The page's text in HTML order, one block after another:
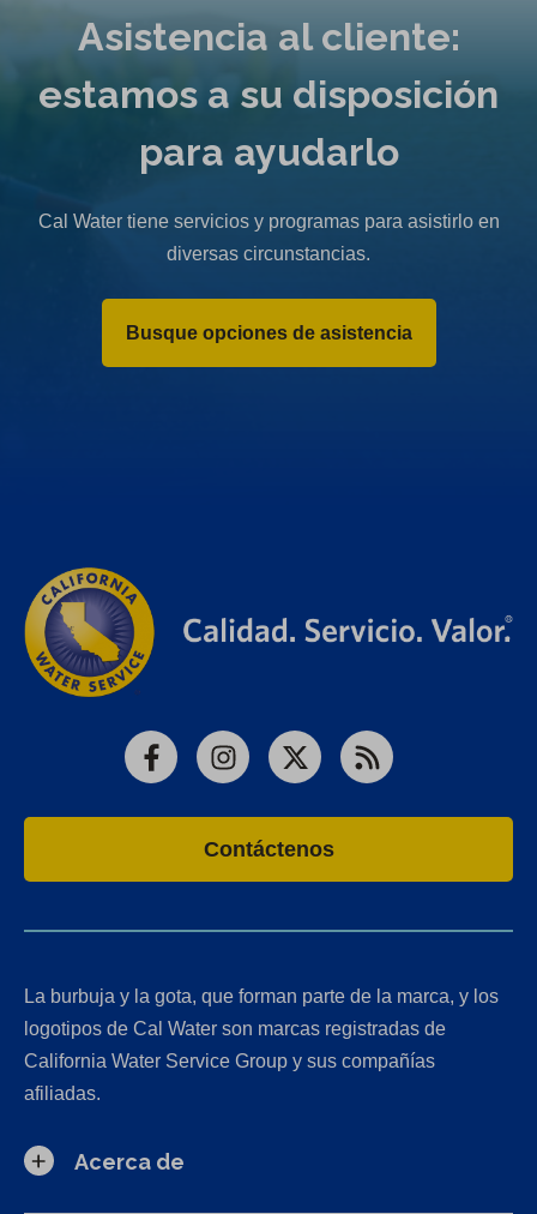
Asistencia al cliente:
estamos a su disposición
para ayudarlo
Cal Water tiene servicios y programas para asistirlo en
diversas circunstancias.
Busque opciones de asistencia
FacebookInstagram
X RSS
Contáctenos
La burbuja y la gota, que forman parte de la marca, y los
logotipos de Cal Water son marcas registradas de
California Water Service Group y sus compañías
afiliadas.
Acerca de